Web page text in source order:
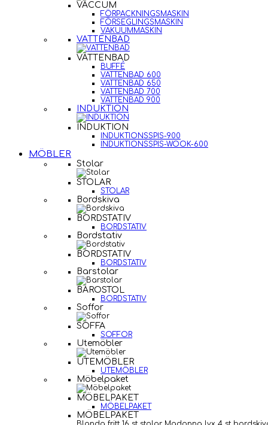
VACCUM
FÖRPACKNINGSMASKIN
FÖRSEGLINGSMASKIN
VAKUUMMASKIN
VATTENBAD
VATTENBAD
BUFFÉ
VATTENBAD 600
VATTENBAD 650
VATTENBAD 700
VATTENBAD 900
INDUKTION
INDUKTION
INDUKTIONSSPIS-900
INDUKTIONSSPIS-WOOK-600
MÖBLER
Stolar
STOLAR
STOLAR
Bordskiva
BORDSTATIV
BORDSTATIV
Bordstativ
BORDSTATIV
BORDSTATIV
Barstolar
BAROSTOL
BORDSTATIV
Soffor
SOFFA
SOFFOR
Utemöbler
UTEMÖBLER
UTEMÖBLER
Möbelpaket
MÖBELPAKET
MÖBELPAKET
MÖBELPAKET